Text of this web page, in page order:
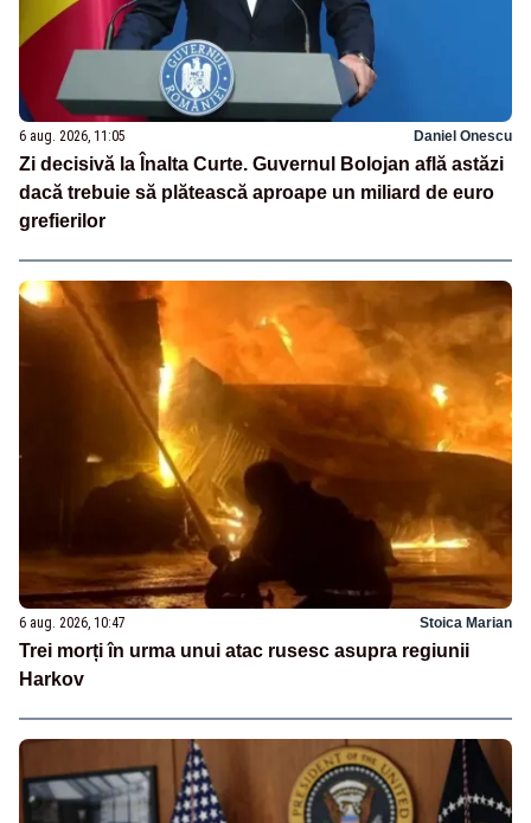
6 aug. 2026, 11:05 Daniel Onescu
Zi decisivă la Înalta Curte. Guvernul Bolojan află astăzi
dacă trebuie să plătească aproape un miliard de euro
grefierilor
6 aug. 2026, 10:47 Stoica Marian
Trei morți în urma unui atac rusesc asupra regiunii
Harkov